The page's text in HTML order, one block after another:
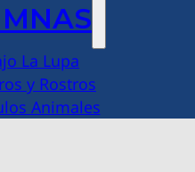
La Lupa
y Rostros
Animales